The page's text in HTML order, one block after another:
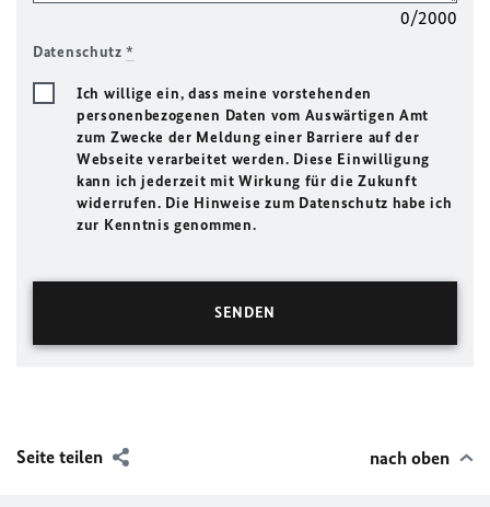
0/2000
Datenschutz*
Ich willige ein, dass meine vorstehenden
personenbezogenen Daten vom Auswärtigen Amt
zum Zwecke der Meldung einer Barriere auf der
Webseite verarbeitet werden. Diese Einwilligung
kann ich jederzeit mit Wirkung für die Zukunft
widerrufen. Die Hinweise zum Datenschutz habe ich
zur Kenntnis genommen.
Seite teilen nach oben